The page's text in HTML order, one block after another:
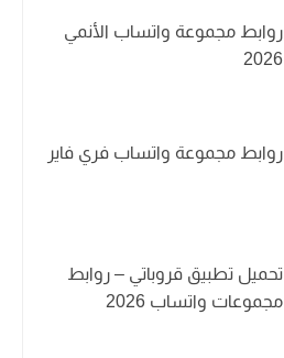
روابط مجموعة واتساب الأنمي
2026
روابط مجموعة واتساب فري فاير
تحميل تطبيق قروباتي – روابط
مجموعات واتساب 2026